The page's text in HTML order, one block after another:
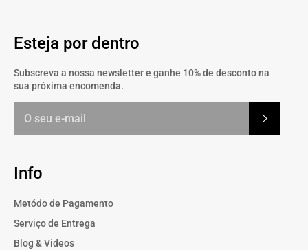
Esteja por dentro
Subscreva a nossa newsletter e ganhe 10% de desconto na
sua próxima encomenda.
Info
Metódo de Pagamento
Serviço de Entrega
Blog & Videos